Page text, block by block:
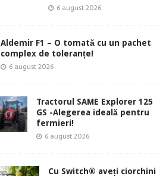
6 august 2026
Aldemir F1 – O tomată cu un pachet
complex de toleranțe!
6 august 2026
Tractorul SAME Explorer 125
GS -Alegerea ideală pentru
fermieri!
6 august 2026
Cu Switch® aveți ciorchini